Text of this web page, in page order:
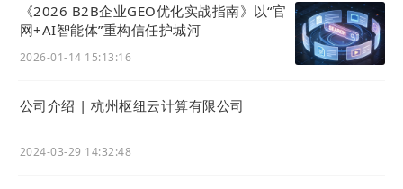
示所设置的内容。
7
后续修改
5，保存后所有相关移动分享页将自动更新。
《2026 B2B企业GEO优化实战指南》以“官
网+AI智能体”重构信任护城河
2026-01-14 15:13:16
公司介绍 | 杭州枢纽云计算有限公司
2024-03-29 14:32:48